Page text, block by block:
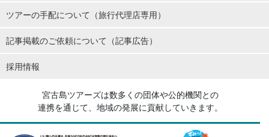
ツアーの手配について（旅行代理店専用）
記事掲載のご依頼について（記事広告）
採用情報
宮古島ツアーズは数多くの団体や公的機関との
連携を通じて、地域の発展に貢献していきます。